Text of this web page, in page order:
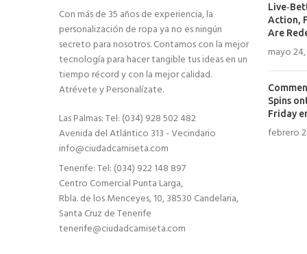
Con más de 35 años de experiencia, la
personalización de ropa ya no es ningún
secreto para nosotros. Contamos con la mejor
tecnología para hacer tangible tus ideas en un
tiempo récord y con la mejor calidad.
Atrévete y Personalízate.
Las Palmas: Tel: (034) 928 502 482
Avenida del Atlántico 313 - Vecindario
info@ciudadcamiseta.com
Tenerife: Tel: (034) 922 148 897
Centro Comercial Punta Larga,
Rbla. de los Menceyes, 10, 38530 Candelaria,
Santa Cruz de Tenerife
tenerife@ciudadcamiseta.com
Action,
Are
mayo
Spins
Friday
febrero